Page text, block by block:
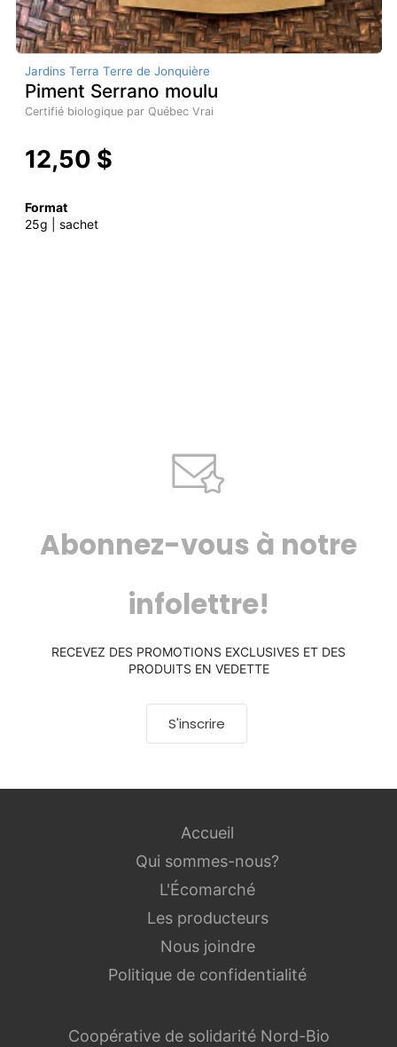
Jardins Terra Terre de Jonquière
Piment Serrano moulu
Certifié biologique par Québec Vrai
12,50 $
Format
25g | sachet
Abonnez-vous à notre
infolettre!
RECEVEZ DES PROMOTIONS EXCLUSIVES ET DES
PRODUITS EN VEDETTE
S'inscrire
Coopérative de solidarité Nord-Bio
Accueil
Qui sommes-nous?
L'Écomarché
Les producteurs
Nous joindre
Politique de confidentialité